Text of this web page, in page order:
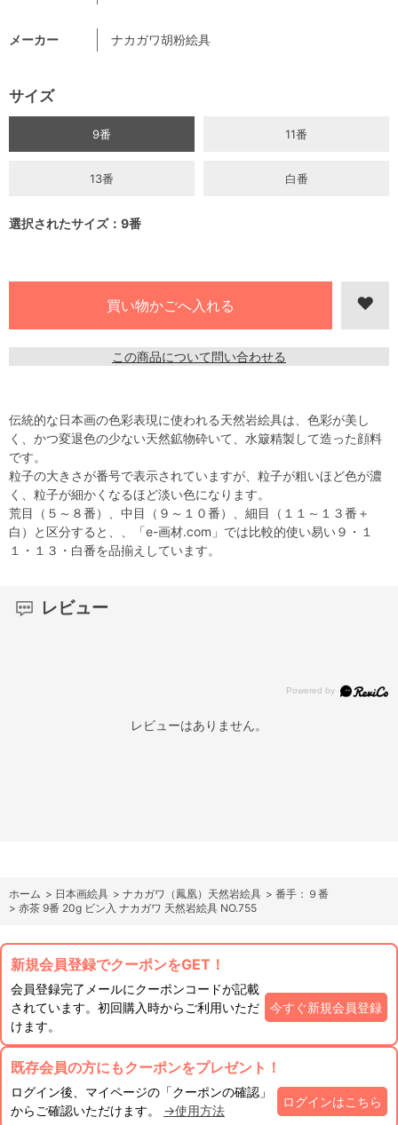
メーカー ナカガワ胡粉絵具
サイズ
9番 11番
13番 白番
選択されたサイズ：9番
この商品について問い合わせる
伝統的な日本画の色彩表現に使われる天然岩絵具は、色彩が美し
く、かつ変退色の少ない天然鉱物砕いて、水簸精製して造った顔料
です。
粒子の大きさが番号で表示されていますが、粒子が粗いほど色が濃
く、粒子が細かくなるほど淡い色になります。
荒目（５～８番）、中目（９～１０番）、細目（１１～１３番＋
白）と区分すると、、「e-画材.com」では比較的使い易い９・１
１・１３・白番を品揃えしています。
レビュー
レビューはありません。
ホーム > 日本画絵具 > ナカガワ（鳳凰）天然岩絵具 > 番手：９番
> 赤茶 9番 20g ビン入 ナカガワ 天然岩絵具 NO.755
新規会員登録でクーポンをGET！
会員登録完了メールにクーポンコードが記載
されています。初回購入時からご利用いただ
けます。
今すぐ新規会員登録
既存会員の方にもクーポンをプレゼント！
ログイン後、マイページの「クーポンの確認」
からご確認いただけます。 →使用方法
ログインはこちら